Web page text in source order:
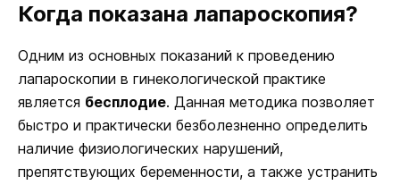
Когда показана лапароскопия?
Одним из основных показаний к проведению
лапароскопии в гинекологической практике
является бесплодие. Данная методика позволяет
быстро и практически безболезненно определить
наличие физиологических нарушений,
препятствующих беременности, а также устранить